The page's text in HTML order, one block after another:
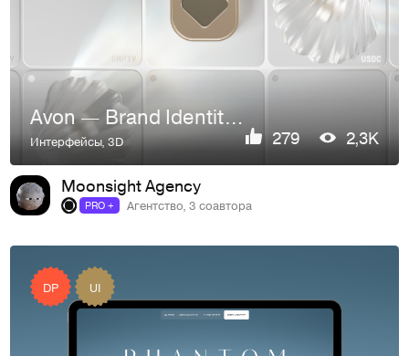
Avon — Brand Identity, 3D, Web, Product Design
Интерфейсы,3D 279 2,3K
Moonsight Agency
PRO + Агентство, 3 соавтора
DP UI